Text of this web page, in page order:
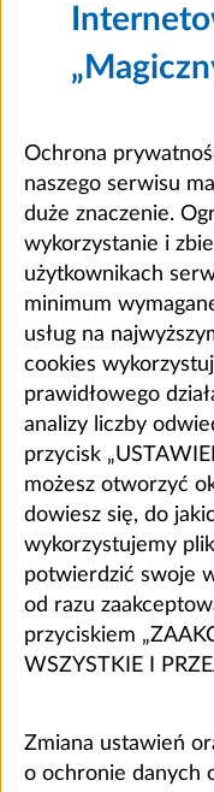
Ochrona
naszego serwisu
duże znaczenie.
wykorzystanie i
użytkownikach
minimum
usług na
cookies
prawidłowego
analizy liczby
przycisk
możesz otworzyć
dowiesz się, do
wykorzystujemy
potwierdzić swoje
od razu
przyciskiem
WSZYSTKIE I
Zmiana ustawień
o ochronie danych